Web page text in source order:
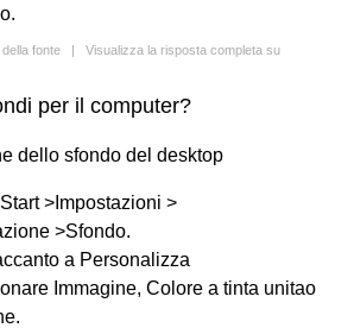
fonte | Visualizza la risposta completa su
per il computer?
dello sfondo del desktop
>Impostazioni >
>Sfondo.
a Personalizza
Immagine, Colore a tinta unitao